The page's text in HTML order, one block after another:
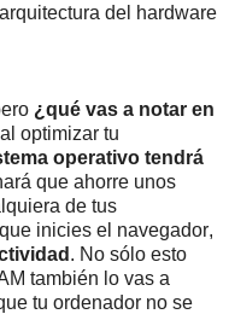
del hardware
¿qué vas a notar en
optimizar tu
operativo tendrá
que ahorre unos
de tus
inicies el navegador,
. No sólo esto
también lo vas a
tu ordenador no se